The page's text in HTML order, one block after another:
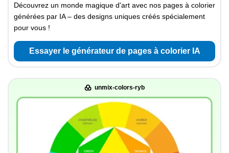
Découvrez un monde magique d'art avec nos pages à colorier
générées par IA – des designs uniques créés spécialement
pour vous !
Essayer le générateur de pages à colorier IA
unmix-colors-ryb